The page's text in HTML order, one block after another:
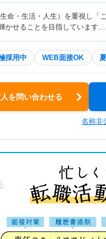
命・生活・人生）を重視し「
かせることを目指しています…
採用中 WEB面接OK
を問い合わせる
名称